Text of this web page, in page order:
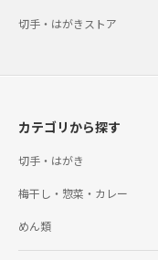
切手・はがきストア
カテゴリから探す
切手・はがき
梅干し・惣菜・カレー
めん類